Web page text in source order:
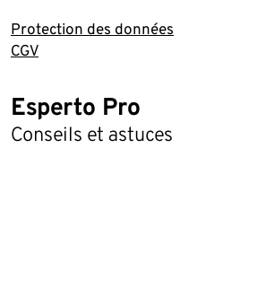
Protection des données
CGV
Esperto Pro
Conseils et astuces